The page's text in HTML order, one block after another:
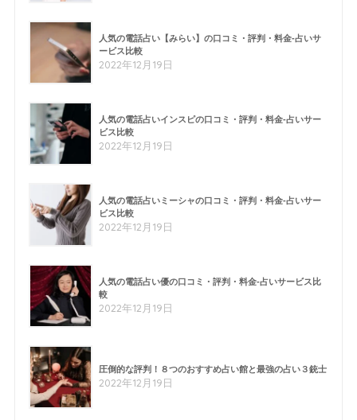
人気の電話占い【みらい】の口コミ・評判・料金-占いサ
ービス比較
2022年12月19日
人気の電話占いインスピの口コミ・評判・料金-占いサー
ビス比較
2022年12月19日
人気の電話占いミーシャの口コミ・評判・料金-占いサー
ビス比較
2022年12月19日
人気の電話占い優の口コミ・評判・料金-占いサービス比
較
2022年12月19日
圧倒的な評判！８つのおすすめ占い館と最強の占い３銃士
2022年12月19日